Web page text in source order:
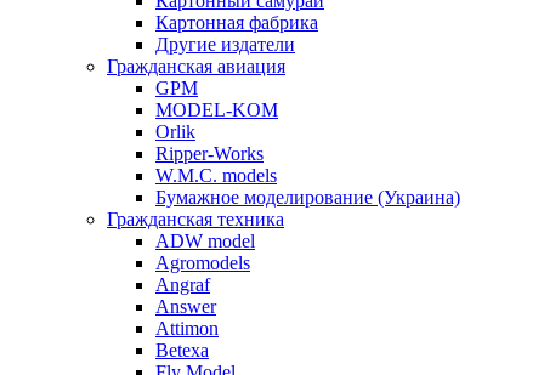
Картонная фабрика
Другие издатели
Гражданская авиация
GPM
MODEL-KOM
Orlik
Ripper-Works
W.M.C. models
Бумажное моделирование (Украина)
Гражданская техника
ADW model
Agromodels
Angraf
Answer
Attimon
Betexa